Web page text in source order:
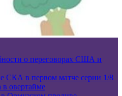
о переговорах США и
СКА в первом матче серии 1/8
в овертайме